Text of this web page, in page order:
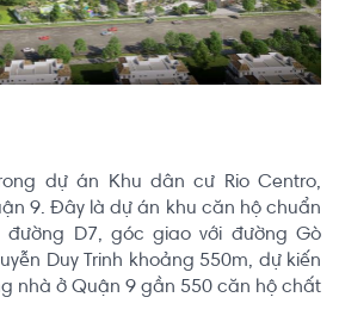
dự án Khu dân cư Rio Centro,
9. Đây là dự án khu căn hộ chuẩn
D7, góc giao với đường Gò
Duy Trinh khoảng 550m, dự kiến
nhà ở Quận 9 gần 550 căn hộ chất